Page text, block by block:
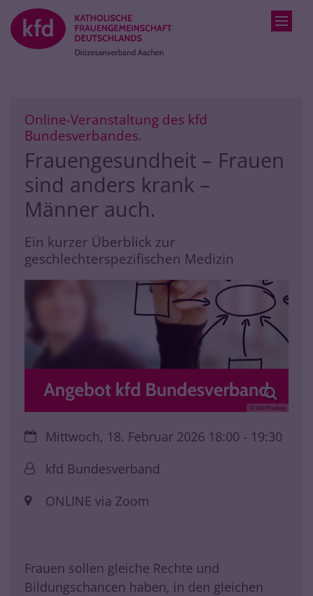
Zum Inhalt springen
Online-Veranstaltung des kfd
Bundesverbandes.
Frauengesundheit – Frauen
sind anders krank –
Männer auch.
Ein kurzer Überblick zur
geschlechterspezifischen Medizin
© kfd/Pixabay
Datum:Mittwoch, 18. Februar 2026 18:00 - 19:30
Von:kfd Bundesverband
Ort: ONLINE via Zoom
Frauen sollen gleiche Rechte und
Bildungschancen haben, in den gleichen